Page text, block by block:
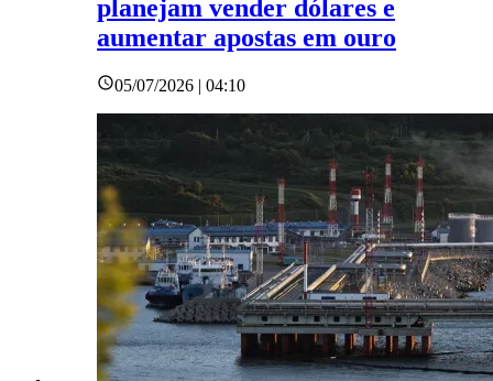
planejam vender dólares e
aumentar apostas em ouro
05/07/2026 | 04:10